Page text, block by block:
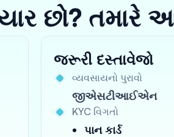
છો?
જરૂરી દસ્તાવેજો
વ્યવસાયનો પુરાવો
જીએસટીઆઈએન
KYC વિગતો
પાન કાર્ડ